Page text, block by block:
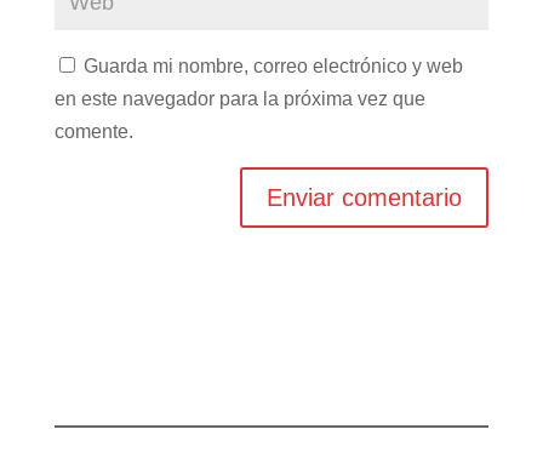
Guarda mi nombre, correo electrónico y web
en este navegador para la próxima vez que
comente.